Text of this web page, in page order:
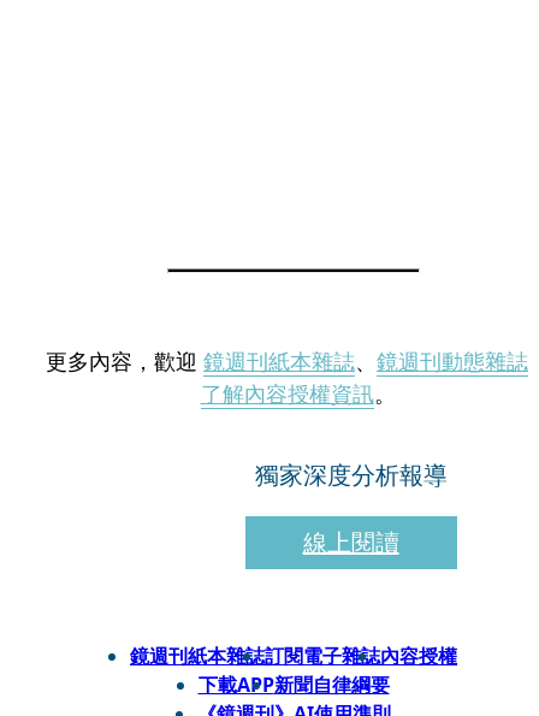
更多內容，歡迎 鏡週刊紙本雜誌、 鏡週刊動態雜誌
了解內容授權資訊。
獨家深度分析報導
線上閱讀
鏡週刊紙本雜誌訂閱電子雜誌內容授權
下載APP新聞自律綱要